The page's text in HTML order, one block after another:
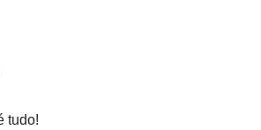
tudo!